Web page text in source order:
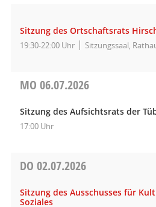
Sitzung des Ortschaftsrats
19:30-22:00 Uhr Sitzungssaal,
MO 06.07.2026
Sitzung des Aufsichtsrats der
17:00 Uhr
DO 02.07.2026
Sitzung des Ausschusses für
Soziales